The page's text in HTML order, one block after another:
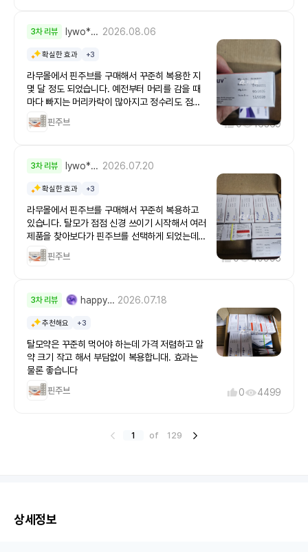
다 탈모약은 꾸준히 복용해야합니다 탈모 치료라
리숱이 우수수....ㅜㅜ 꾸준히 복용 중인데 부작용
느껴본적 없고 상당히 만족스럽니다 가격면에서도
매우 메리트가 있어서 더 맘에 들어요 -----------
---------------------------------------------
피나스테라이드 (Finasteride)는 체내 DHT 수치
니다. 피나스테리드는 남성형 탈모(안드로겐성 탈
스토스테론을 강력한 탈모 유발 호르몬인 DHT로
을 막습니다. 오리지널 약은 프로페시아(탈모용
1mg)와 프로스카(전립선용 5mg)가 있으며, 저렴
한 제네릭(카피약)도 널리 처방됩니다탈모 방지의
원리신체 내에서는 5알파-환원효소(5α-
(dihydrotestosterone, 일명 DHT)으로 바꾼
다. 문제는 이 DHT라는 것이 유독 머리 쪽 모낭에
만 작용하여 탈모를 일으킨다.피나스테리드는 바
해함으로써 탈모를 막는다.탈모의 원인이 DHT와
관련되어 있고, 이를 조절하면 탈모를 치료할 수
있다는 사실을 밝혀낸 것은 다분히 전략적 연구에
의한 결과였다. 1974년에 도미니카 공화국의 남
자 아이들 중 일부에서 5-알파 환원효소의 결핍현
도, 여드름도 없었다. 연구원들은 여기서 착안하여
점에서 전립선 비대증을 치료하는 것을 더 중요하
3차 리뷰 lywo*** 2026.08.06
확실한 효과 +3
라무몰에서 핀주브를 구매해서 꾸준히 복용한 지
몇 달 정도 되었습니다. 예전부터 머리를 감을 때
마다 빠지는 머리카락이 많아지고 정수리도 점점
비어 보이는 것 같아 탈모약을 알아보던 중, 가격
부담이 적은 피나스테리드 계열 제품인 핀주브를
착했고, 포장도 꼼꼼해서 제품 손상 없이 안전하게
복용하기에도 부담이 없었고, 사은품까지 함께 보
내주셔서 만족도가 높았습니다.복용 초기에는 큰
변화가 느껴지지 않았지만 탈모약은 꾸준히 먹는
것이 중요하다고 해서 매일 같은 시간에 복용했습
지는 머리카락이 예전보다 줄어든 느낌이 들었고,
는 긍정적인 변화가 있었습니다.가장 걱정했던 부
넷 후기를 많이 찾아보면서 고민했지만, 현재까지
는 일상생활에 불편함 없이 꾸준히 복용하고 있습
니다. 물론 약물은 사람마다 반응이 다를 수 있으
니 복용 전에는 충분히 정보를 확인하는 것이 좋다
고 생각합니다.무엇보다 핀주브의 가장 큰 장점은
가성비였습니다. 장기간 복용해야 하는 제품이다
도가 높다는 평가를 남기고 있는 이유를 알 것 같
을 합리적인 가격으로 찾는 분이라면 한 번 고려해
핀주브 0 16369
3차 리뷰 lywo*** 2026.07.20
확실한 효과 +3
라무몰에서 핀주브를 구매해서 꾸준히 복용하고
있습니다. 탈모가 점점 신경 쓰이기 시작해서 여러
제품을 찾아보다가 핀주브를 선택하게 되었는데,
해외직구임에도 배송이 약 2주 정도로 생각보다
빨랐고 포장도 깔끔하게 도착해 만족스러웠습니
못했지만 꾸준히 먹다 보니 머리카락이 빠지는 양
단기간에 효과를 기대하기보다 몇 달 이상 꾸준히
복용하는 것이 중요하다고 해서 조급해하지 않고
계속 복용하고 있습니다.처음에는 부작용이 걱정
됐지만 저는 특별히 불편한 증상 없이 복용하고 있
용하는 분들은 자신의 상태를 잘 살펴보면서 사용
처음인 사람도 어렵지 않게 이용할 수 있었습니다.
인 만큼 복용 전에는 전문가와 상담하고 본인에게
핀주브 0 40996
3차 리뷰 happy5*** 2026.07.18
추천해요 +3
탈모약은 꾸준히 먹어야 하는데 가격 저렴하고 알
약 크기 작고 해서 부담없이 복용합니대. 효과는
물론 좋습니다
핀주브 0 4499
1 of 129
상세정보